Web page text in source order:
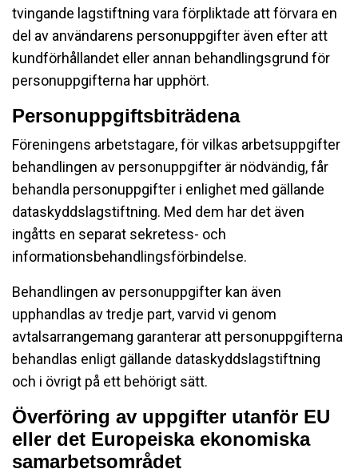
tvingande lagstiftning vara förpliktade att förvara en
del av användarens personuppgifter även efter att
kundförhållandet eller annan behandlingsgrund för
personuppgifterna har upphört.
Personuppgiftsbiträdena
Föreningens arbetstagare, för vilkas arbetsuppgifter
behandlingen av personuppgifter är nödvändig, får
behandla personuppgifter i enlighet med gällande
dataskyddslagstiftning. Med dem har det även
ingåtts en separat sekretess- och
informationsbehandlingsförbindelse.
Behandlingen av personuppgifter kan även
upphandlas av tredje part, varvid vi genom
avtalsarrangemang garanterar att personuppgifterna
behandlas enligt gällande dataskyddslagstiftning
och i övrigt på ett behörigt sätt.
Överföring av uppgifter utanför EU
eller det Europeiska ekonomiska
samarbetsområdet